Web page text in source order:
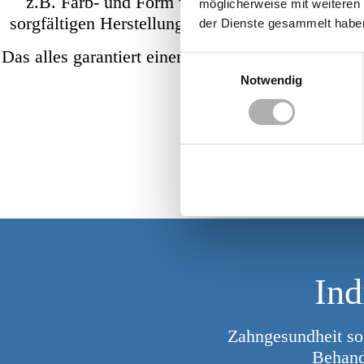
möglicherweise mit
der Dienste gesammelt
Einwilligungsauswahl
Notwendig
sorgfältigen Herstellungsverfahren erfüllen wir
Das alles garantiert einen optimalen Ablauf und
Zahngesundheit